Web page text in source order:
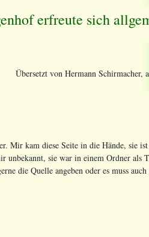
erfreute sich
Übersetzt von Hermann Schirmacher,
Mir kam diese Seite in die Hände, sie
unbekannt, sie war in einem Ordner als
die Quelle angeben oder es muss